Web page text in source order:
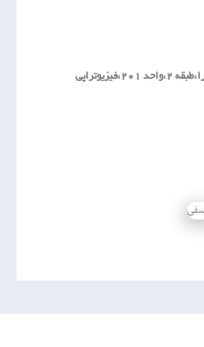
خیابان شمس آبادی،نبش کوچه 21(مادی فرشادی)،ساختمان عالم آرا،طبقه 2،واحد 201،فیزیوتراپی